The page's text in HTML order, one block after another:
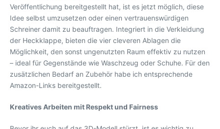
Veröffentlichung bereitgestellt hat, ist es jetzt möglich, diese
Idee selbst umzusetzen oder einen vertrauenswürdigen
Schreiner damit zu beauftragen. Integriert in die Verkleidung
der Heckklappe, bieten die vier cleveren Ablagen die
Möglichkeit, den sonst ungenutzten Raum effektiv zu nutzen
– ideal für Gegenstände wie Waschzeug oder Schuhe. Für den
zusätzlichen Bedarf an Zubehör habe ich entsprechende
Amazon-Links bereitgestellt.
Kreatives Arbeiten mit Respekt und Fairness